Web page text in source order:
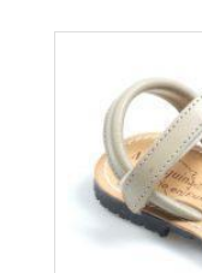
transpiración,
modelo con la
practicidad y
con todos los
rango de tallas
tener en
grandes y si
elige siempre